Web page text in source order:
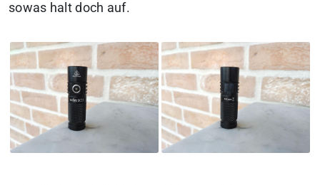
sowas halt doch auf.